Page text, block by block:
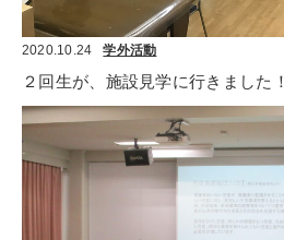
2020.10.24 学外活動
２回生が、施設見学に行きました！